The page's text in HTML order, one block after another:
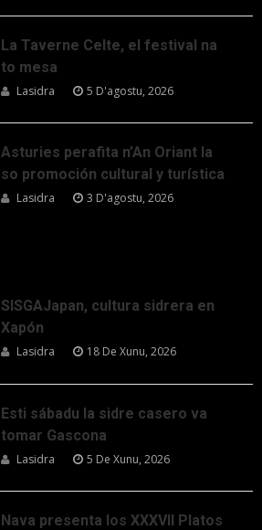
La Taverne Celte, el festival na
to mesa
Lasidra 5 D'agostu, 2026
Asturies perafita n’An Oriant la
so promoción cultural y turística
Lasidra 3 D'agostu, 2026
SISGAJapan, cultura sidrera en
Xapón
Lasidra 18 De Xunu, 2026
Esti sábadu la sidre casero va
tomar Gascona
Lasidra 5 De Xunu, 2026
Nava presenta los XXXVII Platos